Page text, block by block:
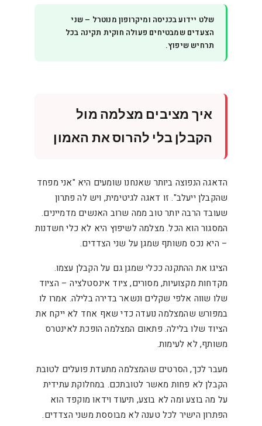
שלט יידוע בכניסה ומיקרופון מנוטרל – שני
הצעדים שמבטיחים פעולה חוקית תקינה בכל
תרחיש שיפוץ.
איך מציבים מצלמה מול
הקבלן בלי להרוס את האמון
הדאגה הנפוצה ביותר שאנחנו שומעים היא "אני מפחד
שהקבלן ייעלב". זו דאגה לגיטימית, ויש לה פתרון
שעובד הרבה יותר טוב ממה שרוב האנשים מדמיינים.
המסגור הוא הכל. מצלמה לשיפוץ היא לא כלי חשדנות
– היא נכס משותף שמגן על שני הצדדים.
הציגו את ההתקנה ככלי שמגן גם על הקבלן עצמו.
מקדחות מקצועיות, מסורים, ציוד אינסטלציה – הציוד
שלו שווה אלפי שקלים ונשאר בדירה בלילה. אמרו לו
במפורש שהמצלמה נועדה כדי שאף אחד לא ייקח את
הציוד שלו בלילה. פתאום המצלמה הופכת לאינטרס
משותף, לא לעימות.
מעבר לכך, הסרטים שהמצלמה מתעדת פועלים לטובת
הקבלן לא פחות מאשר לטובתכם. במחלוקת עתידית
על מה בוצע ומה לא בוצע, תיעוד וידאו מוקפד הוא
הפתרון הישיר לכל טענה לא מבוססת משני הצדדים.